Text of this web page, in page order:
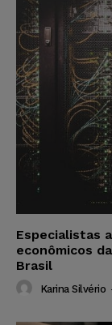
Especialistas
econômicos
Brasil
Karina Silvério